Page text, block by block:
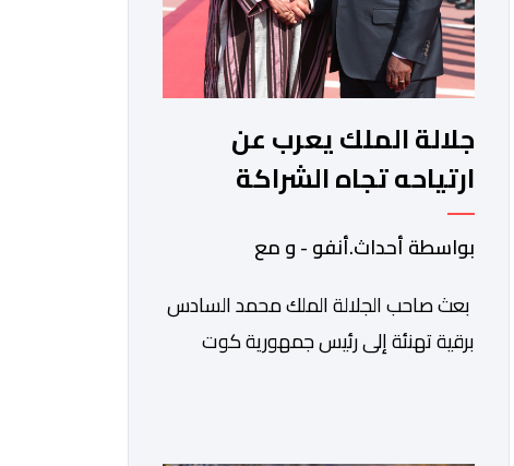
جلالة الملك يعرب عن
ارتياحه تجاه الشراكة
الاستراتيجية بين المغرب
والكوت ديفوار
بواسطة أحداث.أنفو - و مع
بعث صاحب الجلالة الملك محمد السادس
برقية تهنئة إلى رئيس جمهورية كوت